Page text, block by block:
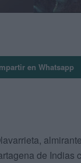
en Whatsapp
de Indias